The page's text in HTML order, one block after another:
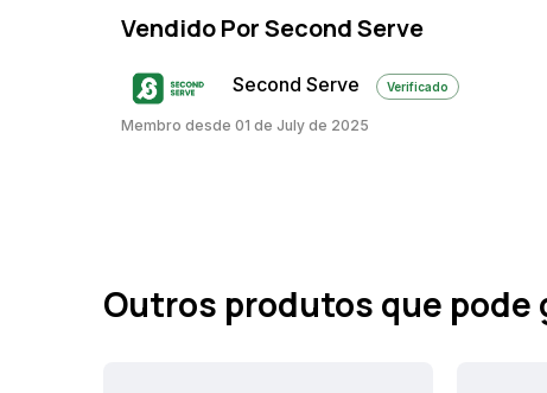
Vendido Por Second Serve
Second Serve Verificado
Membro desde 01 de July de 2025
Outros produtos que pode